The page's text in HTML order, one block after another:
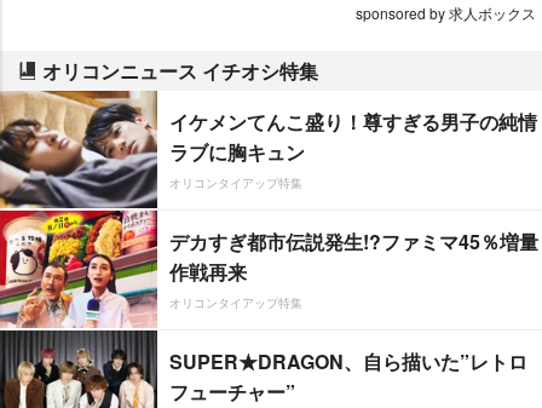
sponsored by 求人ボックス
オリコンニュース イチオシ特集
イケメンてんこ盛り！尊すぎる男子の純情
ラブに胸キュン
オリコンタイアップ特集
デカすぎ都市伝説発生!?ファミマ45％増量
作戦再来
オリコンタイアップ特集
SUPER★DRAGON、自ら描いた”レトロ
フューチャー”